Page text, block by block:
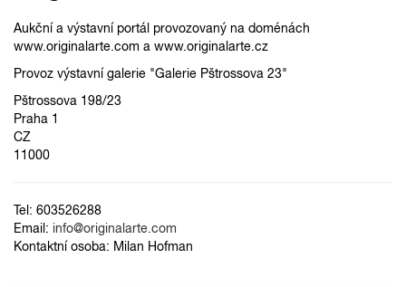
Aukční a výstavní portál provozovaný na doménách
www.originalarte.com a www.originalarte.cz
Provoz výstavní galerie "Galerie Pštrossova 23"
Pštrossova 198/23
Praha 1
CZ
11000
Tel: 603526288
Email: info@originalarte.com
Kontaktní osoba: Milan Hofman